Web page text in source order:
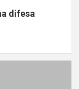
difesa